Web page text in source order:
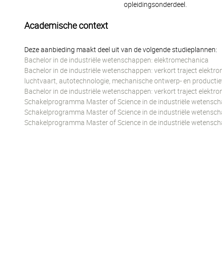
opleidingsonderdeel.
Academische context
Deze aanbieding maakt deel uit van de volgende studieplannen:
Bachelor in de industriële wetenschappen: elektromechanica
Bachelor in de industriële wetenschappen: verkort traject
luchtvaart, autotechnologie, mechanische ontwerp- en
Bachelor in de industriële wetenschappen: verkort traject
Schakelprogramma Master of Science in de industriële
Schakelprogramma Master of Science in de industriële
Schakelprogramma Master of Science in de industriële